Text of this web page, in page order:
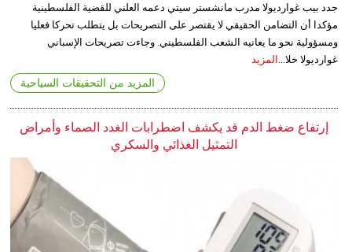
جدد بيب غوارديولا مدرب مانشستر سيتي دعمه العلني للقضية الفلسطينية
مؤكدا أن التضامن الحقيقي لا يقتصر على التصريحات بل يتطلب تحركا فعليا
ومسؤولية نحو ما يعانيه الشعب الفلسطيني. وجاءت تصريحات الإسباني
غوارديولا خلا...
المزيد
المزيد من التحقيقات السياحية
إرتفاع ضغط الدم قد يكشف اضطرابات الغدد الصماء وأمراض
التمثيل الغذائي والسكري